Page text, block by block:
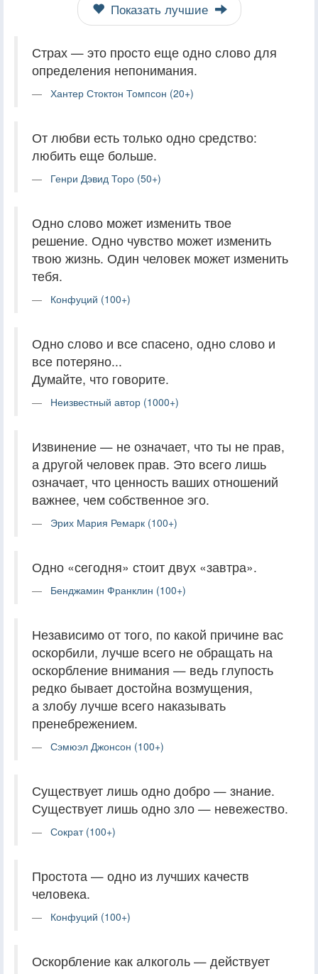
Показать лучшие
Страх — это просто еще одно слово для
определения непонимания.
Хантер Стоктон Томпсон (20+)
От любви есть только одно средство:
любить еще больше.
Генри Дэвид Торо (50+)
Одно слово может изменить твое
решение. Одно чувство может изменить
твою жизнь. Один человек может изменить
тебя.
Конфуций (100+)
Одно слово и все спасено, одно слово и
все потеряно...
Думайте, что говорите.
Неизвестный автор (1000+)
Извинение — не означает, что ты не прав,
а другой человек прав. Это всего лишь
означает, что ценность ваших отношений
важнее, чем собственное эго.
Эрих Мария Ремарк (100+)
Одно «сегодня» стоит двух «завтра».
Бенджамин Франклин (100+)
Независимо от того, по какой причине вас
оскорбили, лучше всего не обращать на
оскорбление внимания — ведь глупость
редко бывает достойна возмущения,
а злобу лучше всего наказывать
пренебрежением.
Сэмюэл Джонсон (100+)
Существует лишь одно добро — знание.
Существует лишь одно зло — невежество.
Сократ (100+)
Простота — одно из лучших качеств
человека.
Конфуций (100+)
Оскорбление как алкоголь — действует